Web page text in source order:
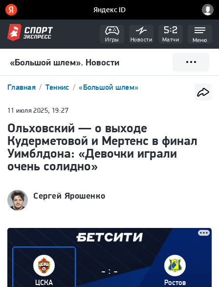
Игры Новости Матчи Меню
«Большой шлем». Новости
Главная Теннис «Большой шлем»
11 июля 2025, 19:27
Ольховский — о выходе
Кудерметовой и Мертенс в финал
Уимблдона: «Девочки играли
очень солидно»
Сергей Ярошенко
ЦСКА
- : -
Ростов